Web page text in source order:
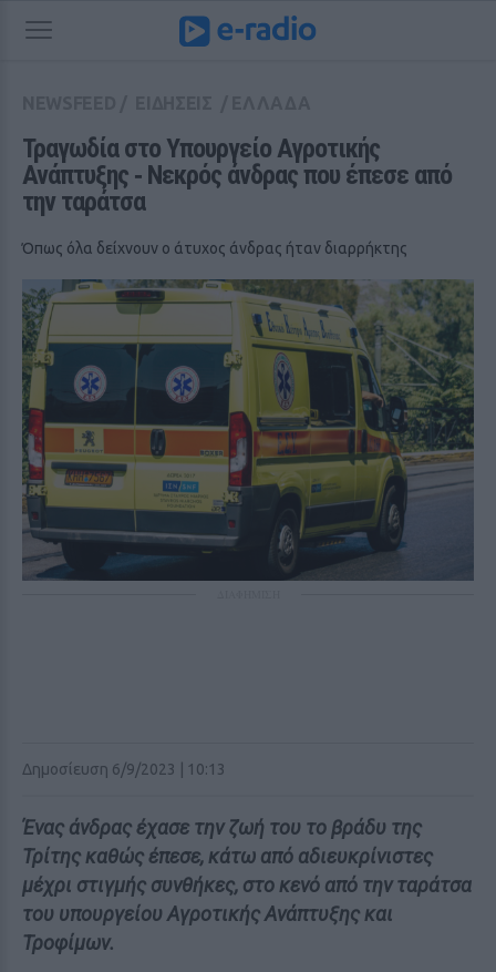
Τραγωδία στο Υπουργείο Αγροτικής
Ανάπτυξης ‑ Νεκρός άνδρας που έπεσε από
την ταράτσα
Όπως όλα δείχνουν ο άτυχος άνδρας ήταν διαρρήκτης
Δημοσίευση 6/9/2023 | 10:13
Ένας άνδρας έχασε την ζωή του το βράδυ της
Τρίτης καθώς έπεσε, κάτω από αδιευκρίνιστες
μέχρι στιγμής συνθήκες, στο κενό από την ταράτσα
του υπουργείου Αγροτικής Ανάπτυξης και
Τροφίμων.